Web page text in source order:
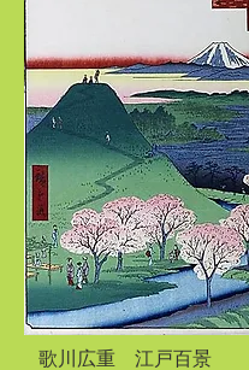
歌川広重 江戸百景